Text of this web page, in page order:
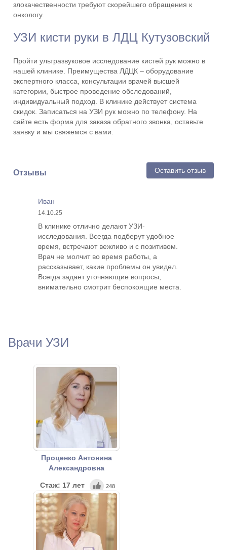
злокачественности требуют скорейшего обращения к
онкологу.
УЗИ кисти руки в ЛДЦ Кутузовский
Пройти ультразвуковое исследование кистей рук можно в
нашей клинике. Преимущества ЛДЦК – оборудование
экспертного класса, консультации врачей высшей
категории, быстрое проведение обследований,
индивидуальный подход. В клинике действует система
скидок. Записаться на УЗИ рук можно по телефону. На
сайте есть форма для заказа обратного звонка, оставьте
заявку и мы свяжемся с вами.
Оставить отзыв
Отзывы
Иван
14.10.25
В клинике отлично делают УЗИ-
исследования. Всегда подберут удобное
время, встречают вежливо и с позитивом.
Врач не молчит во время работы, а
рассказывает, какие проблемы он увидел.
Всегда задает уточняющие вопросы,
внимательно смотрит беспокоящие места.
Врачи УЗИ
Проценко Антонина
Александровна
248
Стаж: 17 лет
Врач-офтальмолог